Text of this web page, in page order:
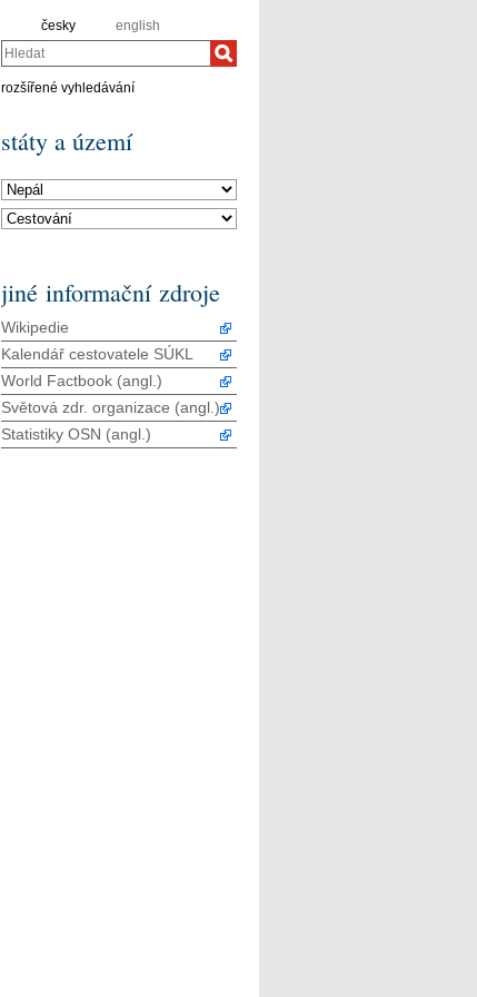
česky english
Hledat
rozšířené vyhledávání
státy a území
jiné informační zdroje
Wikipedie
Kalendář cestovatele SÚKL
World Factbook (angl.)
Světová zdr. organizace (angl.)
Statistiky OSN (angl.)